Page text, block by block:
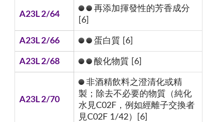
A23L 2/64
再添加揮發性的芳香成分
[6]
A23L 2/66 蛋白質 [6]
A23L 2/68 酸化物質 [6]
A23L 2/70
非酒精飲料之澄清化或精
製；除去不必要的物質（純化
水見C02F，例如經離子交換者
見C02F 1/42）[6]